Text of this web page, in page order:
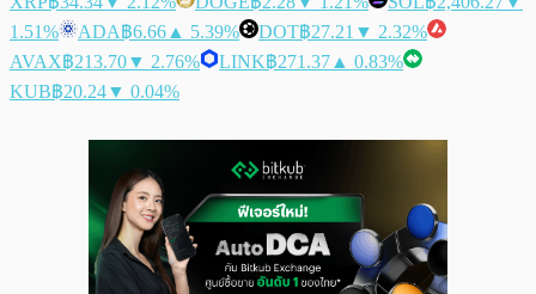
1.51%
ADA฿6.66 ▲ 5.39% DOT฿27.21 ▼ 2.32%
AVAX฿213.70▼ 2.76% LINK฿271.37 ▲ 0.83%
KUB฿20.24▼ 0.04%